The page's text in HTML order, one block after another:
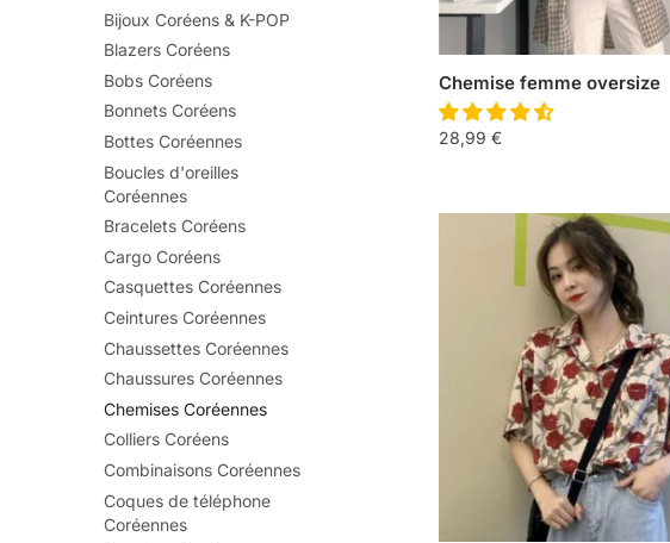
Chemise femme oversize
28,99 €
Bijoux Coréens & K-POP
Blazers Coréens
Bobs Coréens
Bonnets Coréens
Bottes Coréennes
Boucles d'oreilles
Coréennes
Bracelets Coréens
Cargo Coréens
Casquettes Coréennes
Ceintures Coréennes
Chaussettes Coréennes
Chaussures Coréennes
Chemises Coréennes
Colliers Coréens
Combinaisons Coréennes
Coques de téléphone
Coréennes